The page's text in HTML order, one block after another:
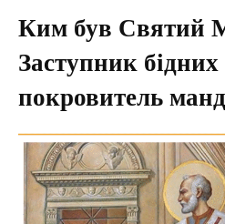
Ким був Святий
Заступник бідних
покровитель